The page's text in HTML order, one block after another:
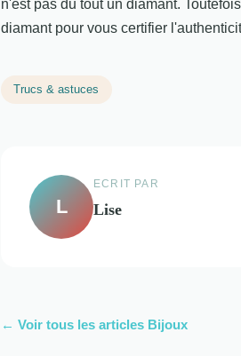
n'est pas du tout un diamant.
diamant pour vous certifier
Trucs & astuces
L
ECRIT PAR
Lise
← Voir tous les articles Bijoux